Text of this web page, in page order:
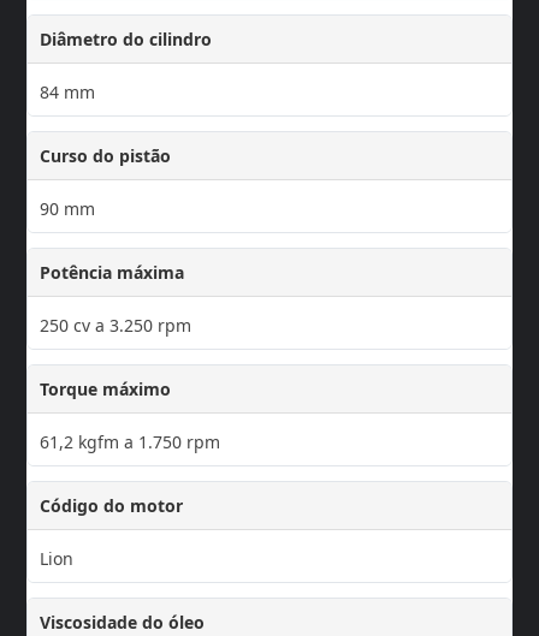
Diâmetro do cilindro
84 mm
Curso do pistão
90 mm
Potência máxima
250 cv a 3.250 rpm
Torque máximo
61,2 kgfm a 1.750 rpm
Código do motor
Lion
Viscosidade do óleo